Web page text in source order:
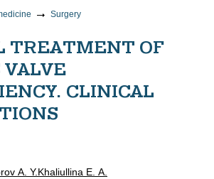
Surgery
TREATMENT OF
CLINICAL
A. Y.Khaliullina E. A.